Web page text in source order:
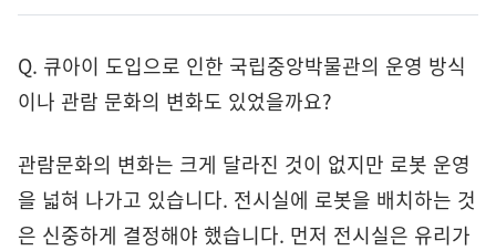
Q. 큐아이 도입으로 인한 국립중앙박물관의 운영 방식
이나 관람 문화의 변화도 있었을까요?
관람문화의 변화는 크게 달라진 것이 없지만 로봇 운영
을 넓혀 나가고 있습니다. 전시실에 로봇을 배치하는 것
은 신중하게 결정해야 했습니다. 먼저 전시실은 유리가